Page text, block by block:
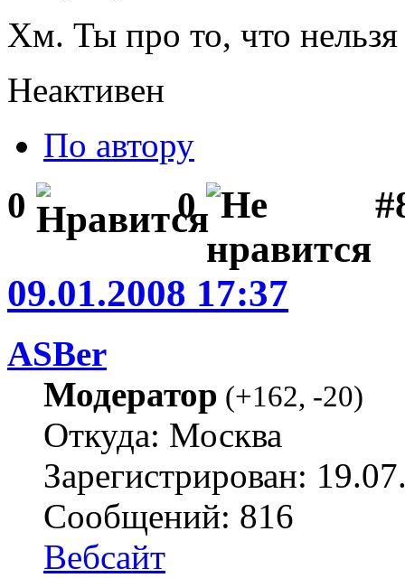
Хм. Ты про то, что нельзя
Неактивен
По автору
0 0
09.01.2008 17:37
ASBer
Модератор (+162, -20)
Откуда: Москва
Зарегистрирован:
Сообщений: 816
Вебсайт